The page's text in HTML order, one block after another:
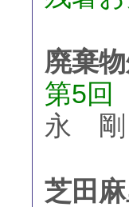
廃棄
第5回
永 剛
芝田